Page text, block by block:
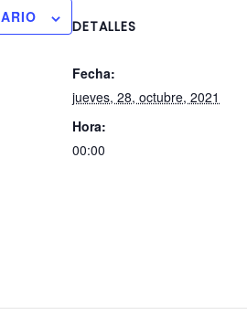
DETALLES
Fecha:
jueves, 28, octubre, 2021
Hora:
00:00